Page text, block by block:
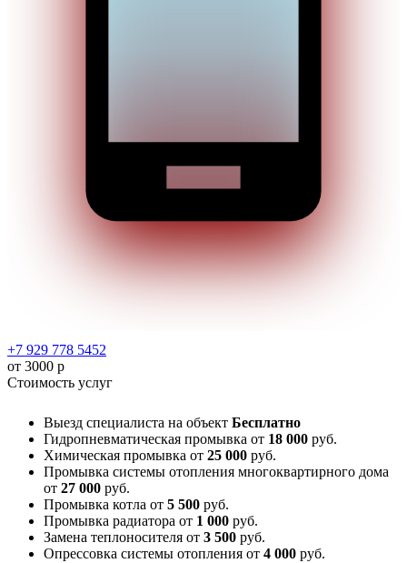
+7 929 778 5452
от 3000 р
Стоимость услуг
Выезд специалиста на объект Бесплатно
Гидропневматическая промывка от 18 000 руб.
Химическая промывка от 25 000 руб.
Промывка системы отопления многоквартирного дома
от 27 000 руб.
Промывка котла от 5 500 руб.
Промывка радиатора от 1 000 руб.
Замена теплоносителя от 3 500 руб.
Опрессовка системы отопления от 4 000 руб.